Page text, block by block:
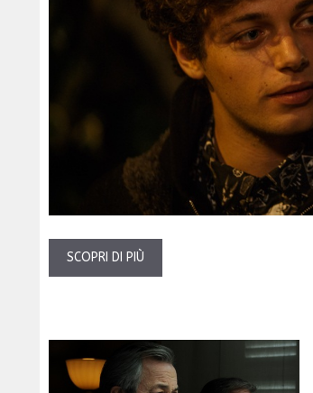
SCOPRI DI PIÙ